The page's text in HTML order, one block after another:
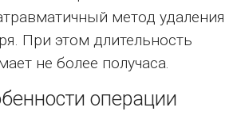
метод удаления
При этом длительность
не более получаса.
операции